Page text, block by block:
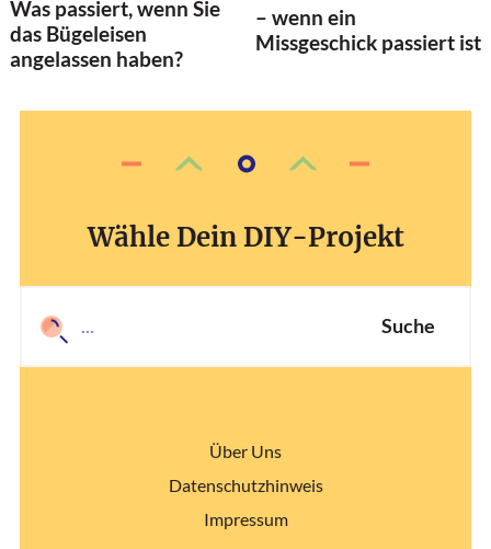
Was passiert, wenn Sie
das Bügeleisen
angelassen haben?
– wenn ein
Missgeschick passiert ist
Wähle Dein DIY-Projekt
Suche
Über Uns
Datenschutzhinweis
Impressum